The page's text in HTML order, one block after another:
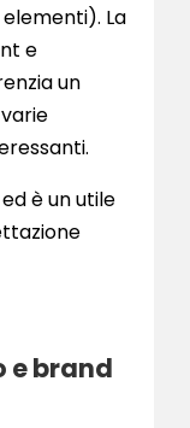
La
e
un
è un utile
e brand